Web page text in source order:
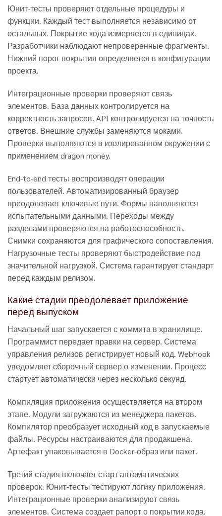
Юнит-тесты проверяют отдельные процедуры и
функции. Каждый тест выполняется независимо от
остальных. Покрытие кода измеряется в единицах.
Разработчики наблюдают непроверенные фрагменты.
Нижний порог покрытия определяется в конфигурации
проекта.
Интеграционные проверки проверяют связь
элементов. База данных контролируется на
корректность запросов. API контролируется на точность
ответов. Внешние службы заменяются моками.
Проверки выполняются в изолированном окружении с
применением dragon money.
End-to-end тесты воспроизводят операции
пользователей. Автоматизированный браузер
преодолевает ключевые пути. Формы наполняются
испытательными данными. Переходы между
разделами проверяются на работоспособность.
Снимки сохраняются для графического сопоставления.
Нагрузочные тесты проверяют быстродействие под
значительной нагрузкой. Система гарантирует стандарт
перед каждым релизом.
Какие стадии преодолевает приложение
перед выпуском
Начальный шаг запускается с коммита в хранилище.
Программист передает правки на сервер. Система
управления релизов регистрирует новый код. Webhook
уведомляет сборочный сервер о изменении. Процесс
стартует автоматически через несколько секунд.
Компиляция приложения осуществляется на втором
этапе. Модули загружаются из менеджера пакетов.
Компилятор преобразует исходный код в запускаемые
файлы. Ресурсы настраиваются для продакшена.
Артефакт упаковывается в Docker-образ или пакет.
Третий стадия включает старт автоматических
проверок. Юнит-тесты тестируют логику приложения.
Интеграционные проверки анализируют связь
элементов. Система создает рапорт о покрытии кода.